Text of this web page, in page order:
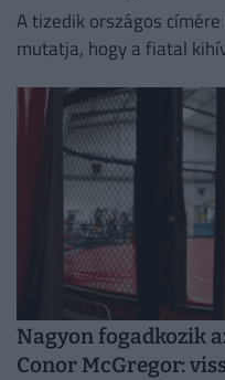
A tizedik országos
mutatja, hogy a fiatal
Nagyon fogadkozik
Conor McGregor: